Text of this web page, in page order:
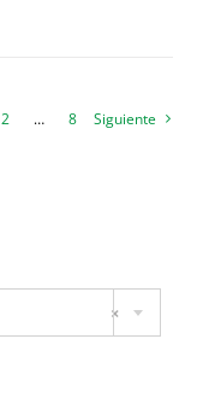
2 … 8 Siguiente
×